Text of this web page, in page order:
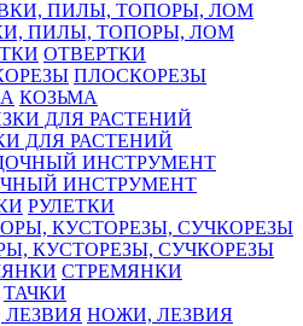
ПИЛЫ, ТОПОРЫ, ЛОМ
ОТВЕРТКИ
ПЛОСКОРЕЗЫ
КОЗЬМА
ДЛЯ РАСТЕНИЙ
ИНСТРУМЕНТ
РУЛЕТКИ
КУСТОРЕЗЫ, СУЧКОРЕЗЫ
СТРЕМЯНКИ
ТАЧКИ
НОЖИ, ЛЕЗВИЯ